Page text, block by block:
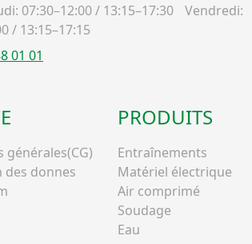
07:30–12:00 / 13:15–17:30
Vendredi:
/ 13:15–17:15
01 01
générales(CG)
des donnes
PRODUITS
Entraînements
Matériel électrique
Air comprimé
Soudage
Eau